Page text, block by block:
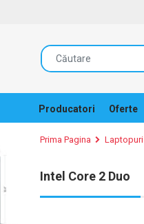
Producatori Oferte
Prima Pagina Laptopuri
Intel Core 2 Duo